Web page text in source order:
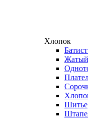
Хлопок
Шитье